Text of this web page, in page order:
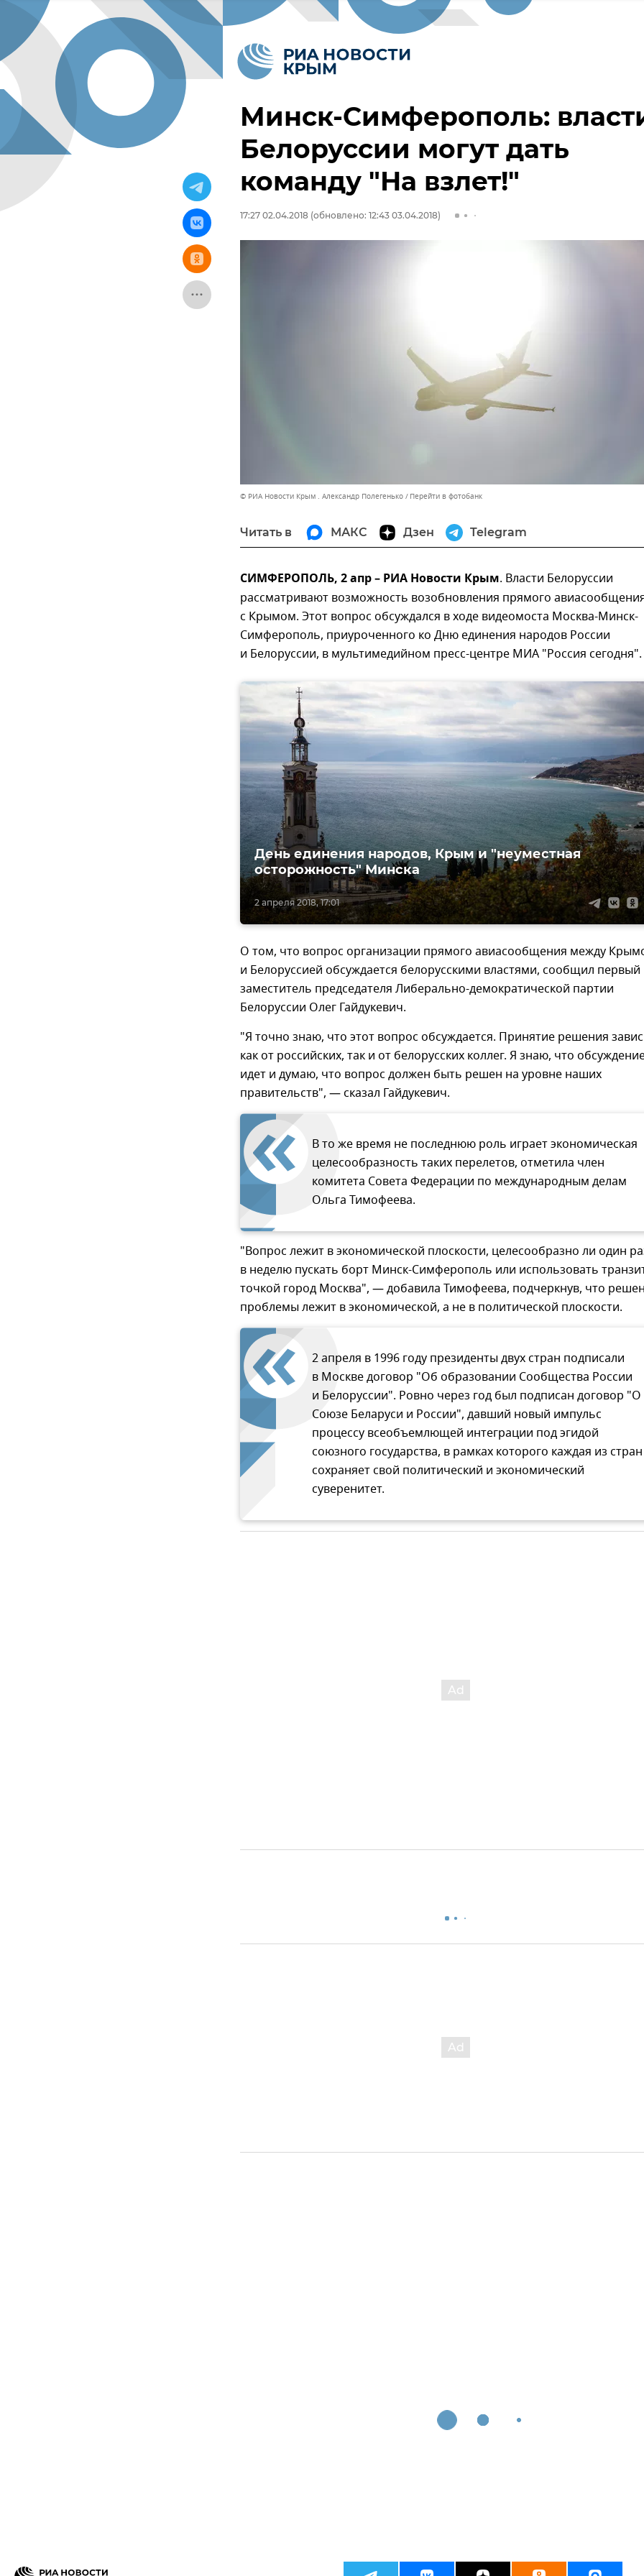
Минск-Симферополь:
Белоруссии могут дать
команду "На взлет!"
17:27 02.04.2018 (обновлено: 12:43 03.04.2018)
© РИА Новости Крым . Александр Полегенько Перейти в фотобанк
Читать в МАКС Дзен Telegram
СИМФЕРОПОЛЬ, 2 апр – РИА Новости Крым. Власти Белоруссии
рассматривают возможность возобновления прямого
с Крымом. Этот вопрос обсуждался в ходе видеомоста Москва-Минск-
Симферополь, приуроченного ко Дню единения народов России
и Белоруссии, в мультимедийном пресс-центре МИА "Россия сегодня".
2 апреля 2018, 17:01
День единения народов, Крым и "неуместная
осторожность" Минска
О том, что вопрос организации прямого авиасообщения между
и Белоруссией обсуждается белорусскими властями, сообщил первый
заместитель председателя Либерально-демократической партии
Белоруссии Олег Гайдукевич.
"Я точно знаю, что этот вопрос обсуждается. Принятие решения
как от российских, так и от белорусских коллег. Я знаю, что
идет и думаю, что вопрос должен быть решен на уровне наших
правительств", — сказал Гайдукевич.
В то же время не последнюю роль играет экономическая
целесообразность таких перелетов, отметила член
комитета Совета Федерации по международным делам
Ольга Тимофеева.
"Вопрос лежит в экономической плоскости, целесообразно ли один
в неделю пускать борт Минск-Симферополь или использовать
точкой город Москва", — добавила Тимофеева, подчеркнув, что
проблемы лежит в экономической, а не в политической плоскости.
2 апреля в 1996 году президенты двух стран подписали
в Москве договор "Об образовании Сообщества России
и Белоруссии". Ровно через год был подписан договор "О
Союзе Беларуси и России", давший новый импульс
процессу всеобъемлющей интеграции под эгидой
союзного государства, в рамках которого каждая из стран
сохраняет свой политический и экономический
суверенитет.